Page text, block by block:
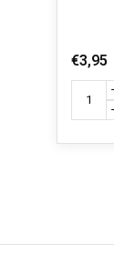
€3,95